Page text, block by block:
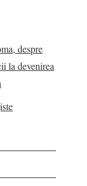
despre
la devenirea